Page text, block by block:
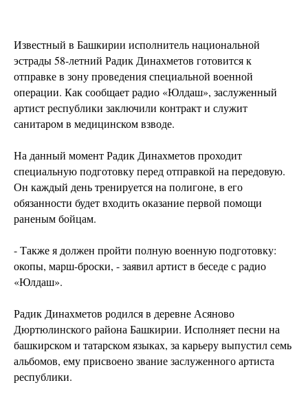
Известный в Башкирии исполнитель национальной
эстрады 58-летний Радик Динахметов готовится к
отправке в зону проведения специальной военной
операции. Как сообщает радио «Юлдаш», заслуженный
артист республики заключили контракт и служит
санитаром в медицинском взводе.
На данный момент Радик Динахметов проходит
специальную подготовку перед отправкой на передовую.
Он каждый день тренируется на полигоне, в его
обязанности будет входить оказание первой помощи
раненым бойцам.
- Также я должен пройти полную военную подготовку:
окопы, марш-броски, - заявил артист в беседе с радио
«Юлдаш».
Радик Динахметов родился в деревне Асяново
Дюртюлинского района Башкирии. Исполняет песни на
башкирском и татарском языках, за карьеру выпустил семь
альбомов, ему присвоено звание заслуженного артиста
республики.